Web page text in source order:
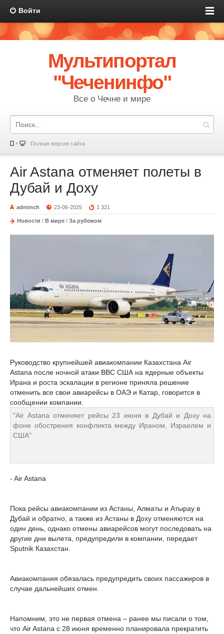
Войти
Мультипортал
"Чеченинфо"
Все о Чечне и мире
Полная версия сайта
Air Astana отменяет полеты в
Дубай и Доху
adminch 23-06-2025 1 321
Новости / В мире / За рубежом
Руководство крупнейшей авиакомпании Казахстана Air
Astana после ночной атаки ВВС США на ядерные объекты
Ирана и роста эскалации в регионе приняла решение
отменить все свои авиарейсы в ОАЭ и Катар, говорится в
сообщении компании.
"Air Astana отменяет рейсы 23 июня в Дубай и Доху на
фоне обострения конфликта между Ираном, Израилем и
США"
- Air Astana
Пока рейсы авиакомпании из Астаны, Алматы и Атырау в
Дубай и обратно, а также из Астаны в Доху отменяются на
один день, однако отмены авиарейсов могут последовать на
другие дни вылета, предупредили в компании, передает
Sputnik Казахстан.
Авиакомпания обязалась предупредить своих пассажиров в
случае дальнейших отмен.
Напомним, это не первая отмена – ранее мы писали о том,
что Air Astana с 28 июня временно планировала прекратить